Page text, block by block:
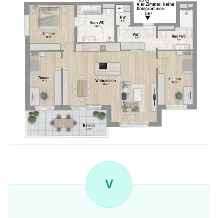
- 4-Zimmer-Eigentumswohnung
- Nähe Bahnhof Liesing
- Auf Eigengrund
- Hebe-/Schiebetür vom Wohnbereich zur Terrasse
- 2 Badezimmer, eines davon mit Badewanne
- Extra Wirtschaftsraum mit Waschmaschinenanschluss
- Hochwertige Markenausstattung (Echtholzparkett, Feinsteinzeug-Fliesen, Holz-Alu-Fenster mit 3-fach Isolierverglasung, uvm.)
- Effizientes Heiz- und Kühlsystem mit Wärmepumpe
- Einzeln regulierbare Fußbodenheizung in allen Zimmern inkl. Badezimmer
- Regulierbare Deckenkühlung in allen Zimmern
- Photovoltaik-Anlage am Dach zur teilweisen Energiegewinnung für Allgemeinbereiche
- Provisionsfrei - direkt vom Bauträger
- Kaufpreis schlüsselfertig: 1.029.900 EUR
- In der Nähe des S-Bahnhofs Liesing
- In netter Siedlungslage mit top Infrastruktur
- Unweit ins Grüne (Kalksburger Grat, Weinberge Mauer und Perchtoldsdorfer Heide)
- Gute Verkehrsanbindung durch A23
V